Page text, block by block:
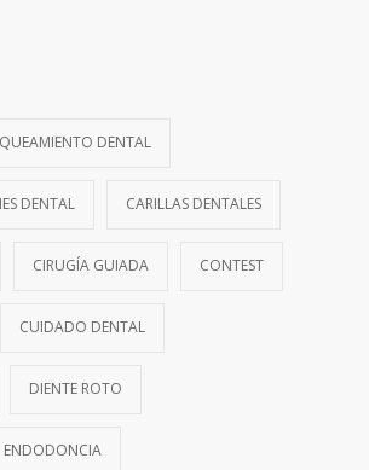
DENTAL
DENTAL CARILLAS DENTALES
CIRUGÍA GUIADA CONTEST
CUIDADO DENTAL
DIENTE ROTO
ENDODONCIA